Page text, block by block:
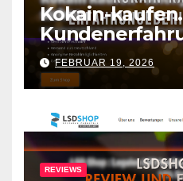
Kokain-
Review zum
FEBRUAR 19, 2026
REVIEWS